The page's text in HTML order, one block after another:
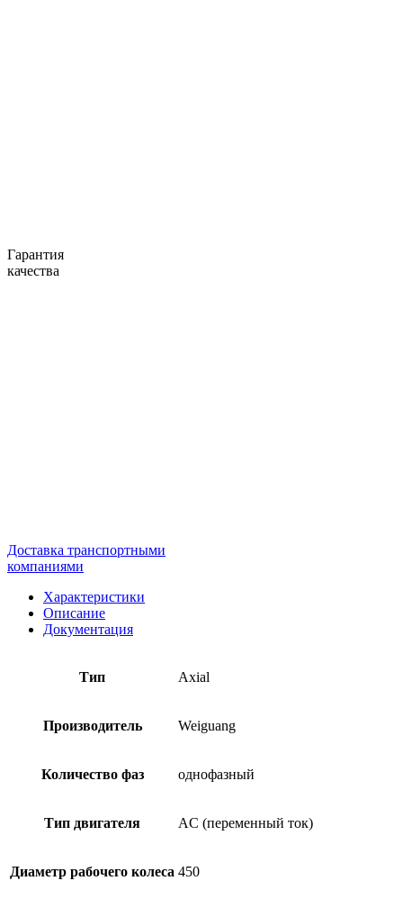
Гарантия
качества
Доставка транспортными
компаниями
Характеристики
Описание
Документация
Тип Axial
Производитель Weiguang
Количество фаз однофазный
Тип двигателя AC (переменный ток)
Диаметр рабочего колеса 450